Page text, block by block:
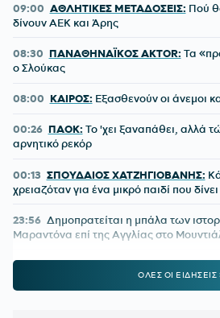
09:00 ΑΘΛΗΤΙΚΕΣ ΜΕΤΑΔΟΣΕΙΣ: Πού
δίνουν ΑΕΚ και Άρης
08:30 ΠΑΝΑΘΗΝΑΪΚΟΣ AKTOR: Τα
ο Σλούκας
08:00 ΚΑΙΡΟΣ: Εξασθενούν οι άνεμοι
00:26 ΠΑΟΚ: Το 'χει ξαναπάθει, αλλά
αρνητικό ρεκόρ
00:13 ΣΠΟΥΔΑΙΟΣ ΧΑΤΖΗΓΙΟΒΑΝΗΣ:
χρειαζόταν για ένα μικρό παιδί που
23:56 Δημοπρατείται η μπάλα των
Μαραντόνα επί της Αγγλίας στο
23:33
έκτασης κάηκε σε δύο νύχτες!ΟΛΕΣ ΟΙ ΕΙΔΗΣΕΙΣ